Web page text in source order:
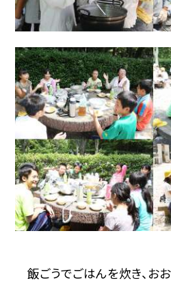
飯ごうでごはんを炊き、お